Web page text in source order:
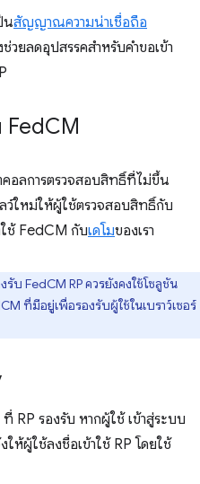
นสัญญาณความน่าเชื่อถือ
ยลดอุปสรรคสำหรับคำขอเข้า
FedCM
อลการตรวจสอบสิทธิ์ที่ไม่ขึ้น
ว์ใหม่ให้ผู้ใช้ตรวจสอบสิทธิ์กับ
ช้ FedCM กับเดโมของเรา
รับ FedCM RP ควรยังคงใช้โซลูชัน
ที่มีอยู่เพื่อรองรับผู้ใช้ในเบราว์เซอร์
RP รองรับ หากผู้ใช้ เข้าสู่ระบบ
ห้ผู้ใช้ลงชื่อเข้าใช้ RP โดยใช้